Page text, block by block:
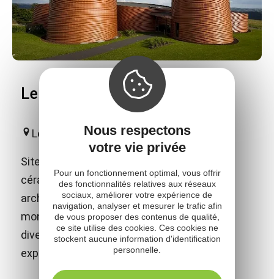
Le Don du Fel - Poterie du Don
Le Fel
Site européen de référence dédié à la
céramique contemporaine ! D'une audace
architecturale à vous couper le souffle et
mondialement reconnu pour l'étonnante
diversité de ses collections et de ses
expositions temporaires de haut vol.
Nous respectons
votre vie privée
Pour un fonctionnement optimal, vous offrir
des fonctionnalités relatives aux réseaux
sociaux, améliorer votre expérience de
navigation, analyser et mesurer le trafic afin
de vous proposer des contenus de qualité,
ce site utilise des cookies. Ces cookies ne
stockent aucune information d'identification
personnelle.